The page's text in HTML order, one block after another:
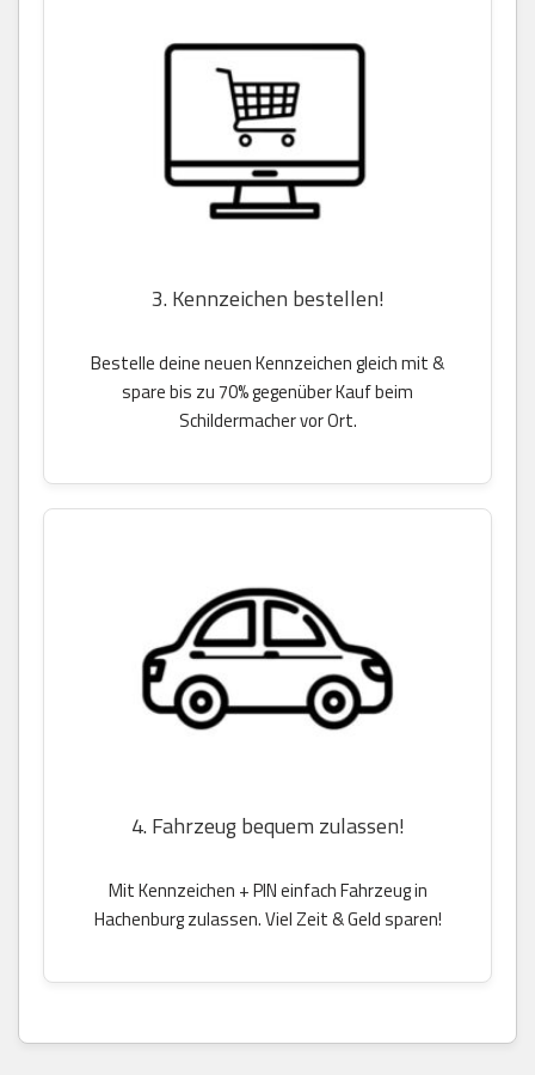
3. Kennzeichen bestellen!
Bestelle deine neuen Kennzeichen gleich mit &
spare bis zu 70% gegenüber Kauf beim
Schildermacher vor Ort.
4. Fahrzeug bequem zulassen!
Mit Kennzeichen + PIN einfach Fahrzeug in
Hachenburg zulassen. Viel Zeit & Geld sparen!